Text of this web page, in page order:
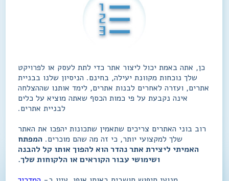
כן, אתה באמת יכול ליצור אתר כדי לתת לעסק או לפרויקט
שלך נוכחות מקוונת יעילה, בחינם. הניסיון שלנו בבניית
אתרים, ועזרה לאחרים לבנות אתרים, לימד אותנו שההצלחה
אינה נקבעת על פי כמות הכסף שאתה מוציא על כלים
לבניית אתרים.
רוב בוני האתרים צריכים שתאמין שתכונות יהפכו את האתר
שלך למקצועי יותר, כי זה מה שהם מוכרים. המפתח
האמיתי ליצירת אתר נהדר הוא להפוך אותו קל להבנה
ושימושי עבור הקוראים או הלקוחות שלך.